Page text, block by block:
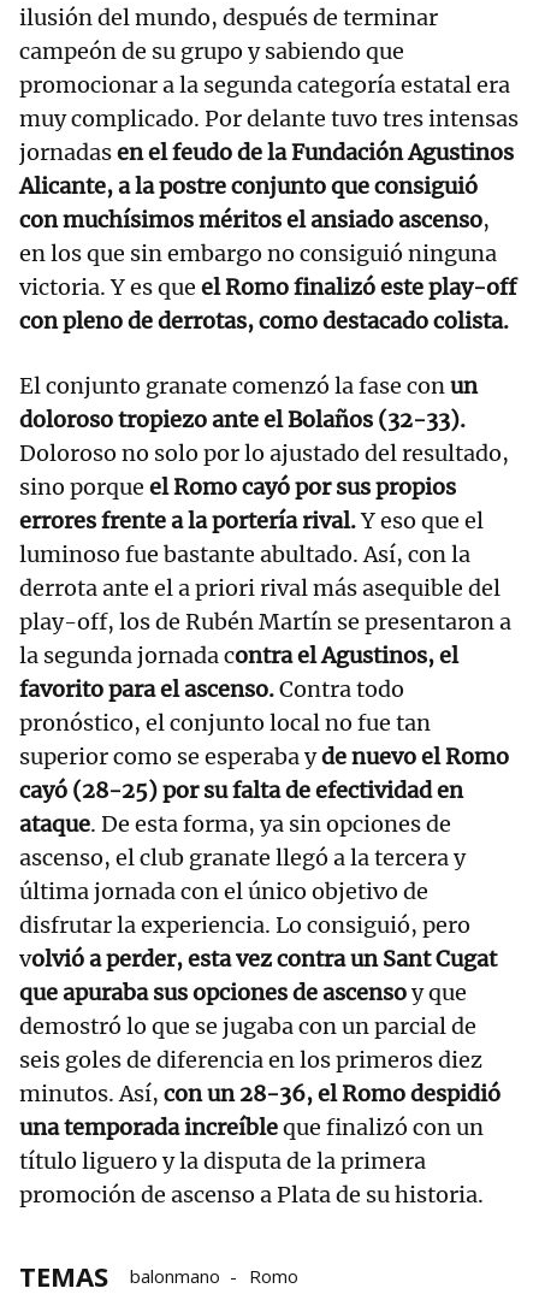
ilusión del mundo, después de terminar
campeón de su grupo y sabiendo que
promocionar a la segunda categoría estatal era
muy complicado. Por delante tuvo tres intensas
jornadasen el feudo de la Fundación Agustinos
Alicante, a la postre conjunto que consiguió
con muchísimos méritos el ansiado ascenso,
en los que sin embargo no consiguió ninguna
victoria. Y es que el Romo finalizó este play-off
con pleno de derrotas, como destacado colista.
El conjunto granate comenzó la fase conun
doloroso tropiezo ante el Bolaños (32-33).
Doloroso no solo por lo ajustado del resultado,
sino porque el Romo cayó por sus propios
errores frente a la portería rival.Y eso que el
luminoso fue bastante abultado. Así, con la
derrota ante el a priori rival más asequible del
play-off, los de Rubén Martín se presentaron a
la segunda jornada contra el Agustinos, el
favorito para el ascenso.Contra todo
pronóstico, el conjunto local no fue tan
superior como se esperaba yde nuevo el Romo
cayó (28-25) por su falta de efectividad en
ataque. De esta forma, ya sin opciones de
ascenso, el club granate llegó a la tercera y
última jornada con el único objetivo de
disfrutar la experiencia. Lo consiguió, pero
volvió a perder, esta vez contra un Sant Cugat
que apuraba sus opciones de ascensoy que
demostró lo que se jugaba con un parcial de
seis goles de diferencia en los primeros diez
minutos. Así, con un 28-36, el Romo despidió
una temporada increíbleque finalizó con un
título liguero y la disputa de la primera
promoción de ascenso a Plata de su historia.
TEMAS balonmano Romo